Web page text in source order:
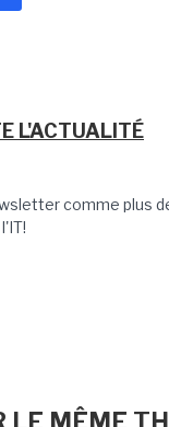
L'ACTUALITÉ
comme plus